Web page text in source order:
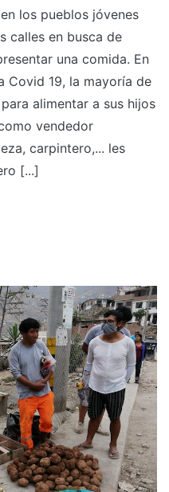
los pueblos jóvenes
calles en busca de
una comida. En
Covid 19, la mayoría de
alimentar a sus hijos
vendedor
carpintero,... les
[...]